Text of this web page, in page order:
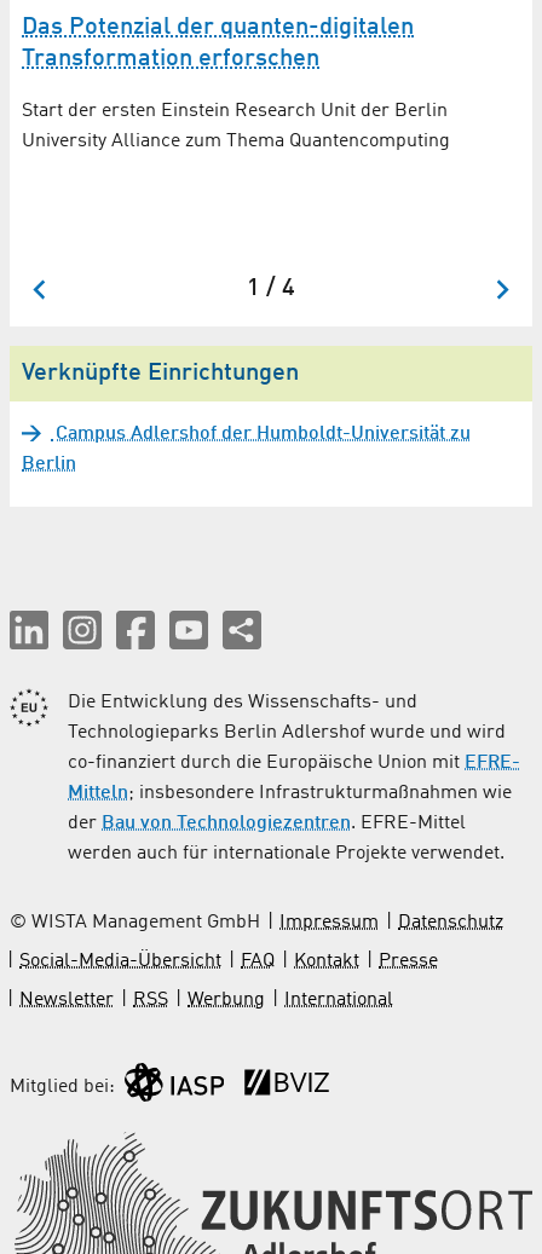
Das Potenzial der quanten-digitalen
Transformation erforschen
Start der ersten Einstein Research Unit der Berlin
University Alliance zum Thema Quantencomputing
1 / 4
Verknüpfte Einrichtungen
Campus Adlershof der Humboldt-Universität zu
Berlin
Die Entwicklung des Wissenschafts- und
Technologieparks Berlin Adlershof wurde und wird
co-finanziert durch die Europäische Union mit EFRE-
Mitteln; insbesondere Infrastrukturmaßnahmen wie
der Bau von Technologiezentren. EFRE-Mittel
werden auch für internationale Projekte verwendet.
© WISTA Management GmbH Impressum
Datenschutz
Social-Media-Übersicht
FAQ Kontakt
Presse
Newsletter
RSS Werbung International
Mitglied bei: